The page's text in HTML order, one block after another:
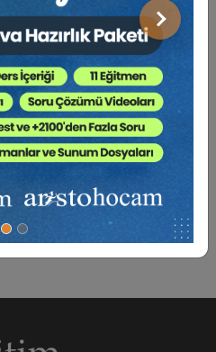
Sonraki
ve sonuçları irdeleyeceğiz.
fazlasıyla kendini
birlikte mülkiyette
ayni hak
öncesinde karar
dairesinde yapılmasını
taraf olmaya bağlı hukuki